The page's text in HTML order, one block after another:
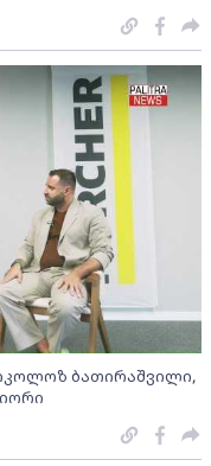
ბათირაშვილი,